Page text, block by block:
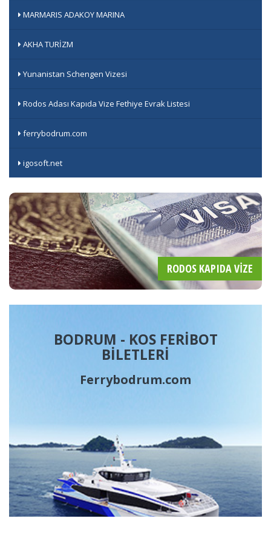
MARMARIS ADAKOY MARINA
AKHA TURİZM
Yunanistan Schengen Vizesi
Rodos Adası Kapıda Vize Fethiye Evrak Listesi
ferrybodrum.com
igosoft.net
RODOS KAPIDA VIZE
BODRUM - KOS FERİBOT
BİLETLERİ
Ferrybodrum.com